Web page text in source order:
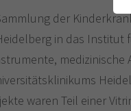
der
in das Institut
medizinische
waren Teil einer